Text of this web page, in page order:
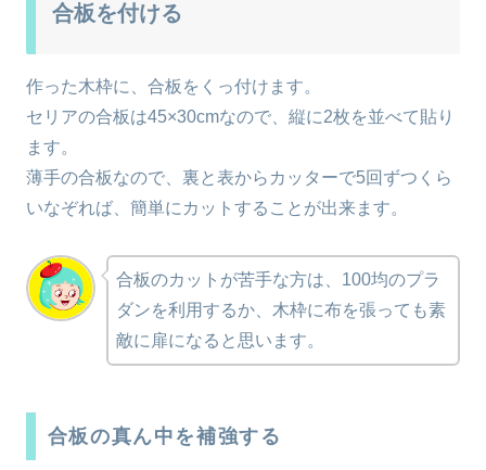
合板を付ける
作った木枠に、合板をくっ付けます。
セリアの合板は45×30cmなので、縦に2枚を並べて貼り
ます。
薄手の合板なので、裏と表からカッターで5回ずつくら
いなぞれば、簡単にカットすることが出来ます。
合板のカットが苦手な方は、100均のプラ
ダンを利用するか、木枠に布を張っても素
敵に扉になると思います。
合板の真ん中を補強する